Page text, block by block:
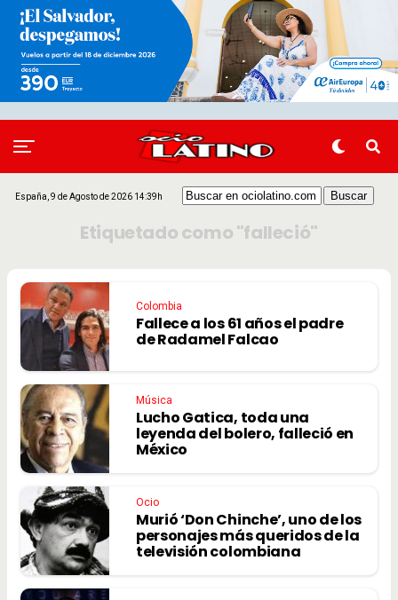
España, 9 de Agosto de 2026 14:39h
Etiquetado como "falleció"
Colombia
Fallece a los 61 años el padre
de Radamel Falcao
Música
Lucho Gatica, toda una
leyenda del bolero, falleció en
México
Ocio
Murió ‘Don Chinche’, uno de los
personajes más queridos de la
televisión colombiana